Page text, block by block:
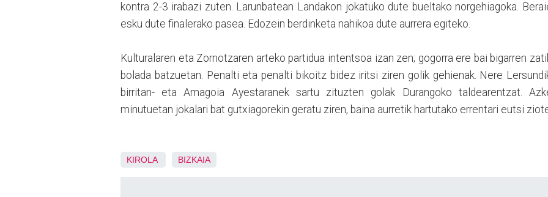
kontra 2-3 irabazi zuten. Larunbatean Landakon jokatuko dute bueltako norgehiagoka.
esku dute finalerako pasea. Edozein berdinketa nahikoa dute aurrera egiteko.
Kulturalaren eta Zornotzaren arteko partidua intentsoa izan zen; gogorra ere bai bigarren
bolada batzuetan. Penalti eta penalti bikoitz bidez iritsi ziren golik gehienak. Nere
birritan- eta Amagoia Ayestaranek sartu zituzten golak Durangoko taldearentzat.
minutuetan jokalari bat gutxiagorekin geratu ziren, baina aurretik hartutako errentari eutsi
KIROLA BIZKAIA